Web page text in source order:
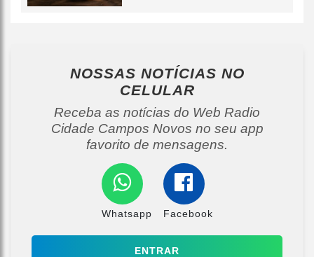
NOSSAS NOTÍCIAS NO
CELULAR
Receba as notícias do Web Radio
Cidade Campos Novos no seu app
favorito de mensagens.
Whatsapp Facebook
ENTRAR